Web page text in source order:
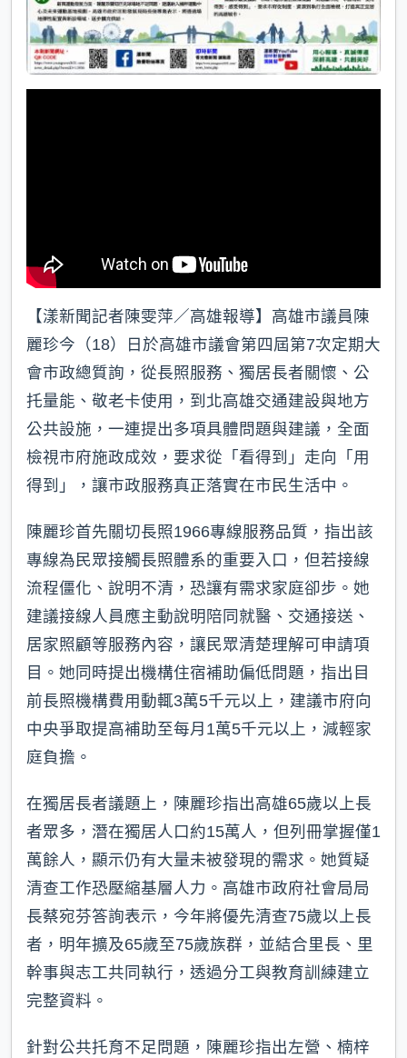
【漾新聞記者陳雯萍／高雄報導】高雄市議員陳
麗珍今（18）日於高雄市議會第四屆第7次定期大
會市政總質詢，從長照服務、獨居長者關懷、公
托量能、敬老卡使用，到北高雄交通建設與地方
公共設施，一連提出多項具體問題與建議，全面
檢視市府施政成效，要求從「看得到」走向「用
得到」，讓市政服務真正落實在市民生活中。
陳麗珍首先關切長照1966專線服務品質，指出該
專線為民眾接觸長照體系的重要入口，但若接線
流程僵化、說明不清，恐讓有需求家庭卻步。她
建議接線人員應主動說明陪同就醫、交通接送、
居家照顧等服務內容，讓民眾清楚理解可申請項
目。她同時提出機構住宿補助偏低問題，指出目
前長照機構費用動輒3萬5千元以上，建議市府向
中央爭取提高補助至每月1萬5千元以上，減輕家
庭負擔。
在獨居長者議題上，陳麗珍指出高雄65歲以上長
者眾多，潛在獨居人口約15萬人，但列冊掌握僅1
萬餘人，顯示仍有大量未被發現的需求。她質疑
清查工作恐壓縮基層人力。高雄市政府社會局局
長蔡宛芬答詢表示，今年將優先清查75歲以上長
者，明年擴及65歲至75歲族群，並結合里長、里
幹事與志工共同執行，透過分工與教育訓練建立
完整資料。
針對公共托育不足問題，陳麗珍指出左營、楠梓